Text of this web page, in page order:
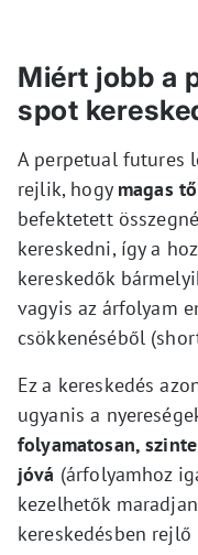
Miért jobb a
spot
A perpetual futures
rejlik, hogy magas
befektetett
kereskedni, így a
kereskedők
vagyis az árfolyam
csökkenéséből
Ez a kereskedés
ugyanis a
folyamatosan,
jóvá (árfolyamhoz
kezelhetők
kereskedésben